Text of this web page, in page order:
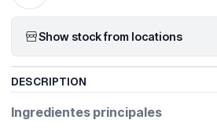
Show stock from locations
DESCRIPTION
Ingredientes principales